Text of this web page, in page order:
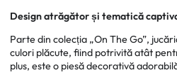
1+
ani
|
Jollein
1+
ani
|
Jollein
Design atrăgătorși tematică
Parte din colecția „On The Go”,
culori plăcute, fiind potrivită atât
plus, este o piesă decorativă